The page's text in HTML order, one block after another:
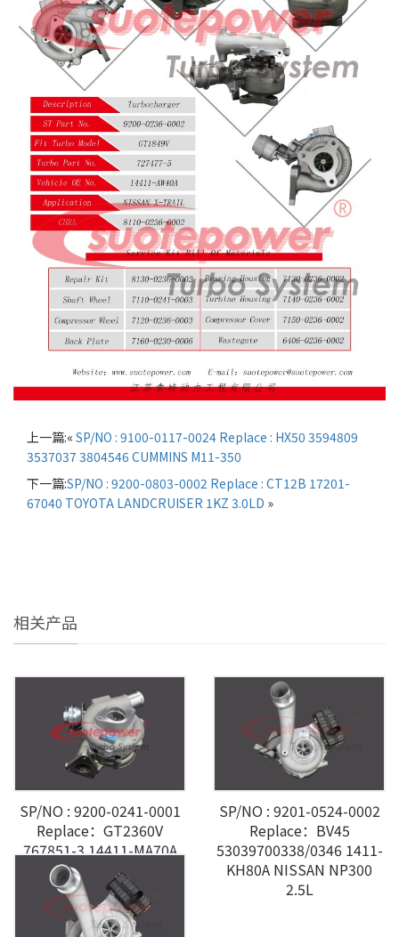
上一篇:« SP/NO : 9100-0117-0024 Replace : HX50 3594809
3537037 3804546 CUMMINS M11-350
下一篇:SP/NO : 9200-0803-0002 Replace : CT12B 17201-
67040 TOYOTA LANDCRUISER 1KZ 3.0LD »
相关产品
SP/NO : 9200-0241-0001
Replace：GT2360V
767851-3 14411-MA70A
NISSAN CABSTAR 3.0L
SP/NO : 9201-0524-0002
Replace：BV45
53039700338/0346 1411-
KH80A NISSAN NP300
2.5L